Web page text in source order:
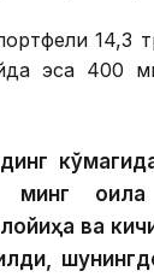
14,3
эса 400
минг
ва